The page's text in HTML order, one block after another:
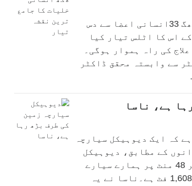
سائنسدانوں کی بین الاقوامی ٹیم نے لگ بھگ 33انسانی اعضا سے دس
اس کا اٹلس تیار کیا
کی راہ ہموار ہوگی۔
سے وابستہ محقق ڈاکٹر
ہے، ناسا
کہ ایک دیوہیکل سیارچہ
کے مطابق، دیوہیکل
سیارچہ 388945 (2008 TZ3) 16مئی کو 2 بجکر 48 منٹ پر ہمارے سیارے
کے بہت قریب ہوگا، اس سیارچیکی چوڑائی 1,608 فٹ ہے۔ناسا نے یہ